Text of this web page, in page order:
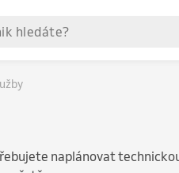
naplánovat